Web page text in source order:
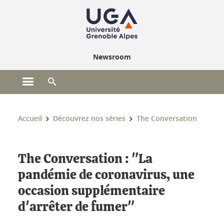
Newsroom
Ouvrir le menu principal
Vous êtes ici :
Accueil Découvrez nos séries The Conversation
The Conversation : "La
pandémie de coronavirus, une
occasion supplémentaire
d'arrêter de fumer"